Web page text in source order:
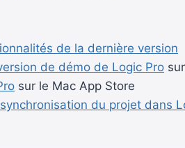
de la dernière version
de démo de Logic Pro
sur le Mac App Store
du projet dans